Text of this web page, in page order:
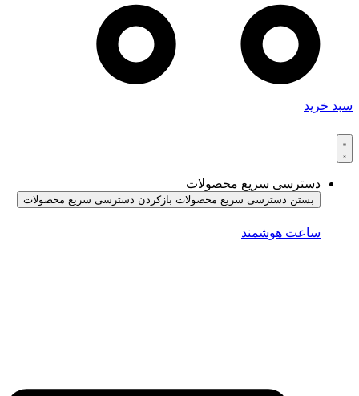
خرید
دسترسی سریع محصولات
بستن دسترسی سریع محصولات بازکردن دسترسی سریع محصولات
ساعت هوشمند